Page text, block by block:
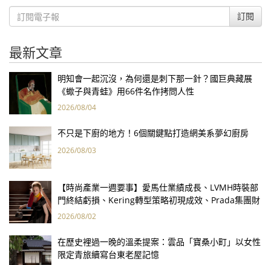
訂閱
最新文章
明知會一起沉沒，為何還是刺下那一針？國巨典藏展
《蠍子與青蛙》用66件名作拷問人性
2026/08/04
不只是下廚的地方！6個關鍵點打造網美系夢幻廚房
2026/08/03
【時尚產業一週要事】愛馬仕業績成長、LVMH時裝部
門終結虧損、Kering轉型策略初現成效、Prada集團財
報亮眼
2026/08/02
在歷史裡過一晚的溫柔提案：雲品「寶桑小町」以女性
限定青旅續寫台東老屋記憶